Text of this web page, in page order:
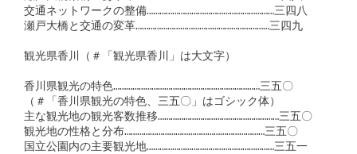
交通ネットワークの整備……………………………………………………三四八
瀬戸大橋と交通の変革………………………………………………………三四九
観光県香川（＃「観光県香川」は大文字）
香川県観光の特色……………………………………………………………三五〇
（＃「香川県観光の特色、三五〇」はゴシック体）
主な観光地の観光客数推移…………………………………………………三五〇
観光地の性格と分布…………………………………………………………三五〇
国立公園内の主要観光地……………………………………………………三五一